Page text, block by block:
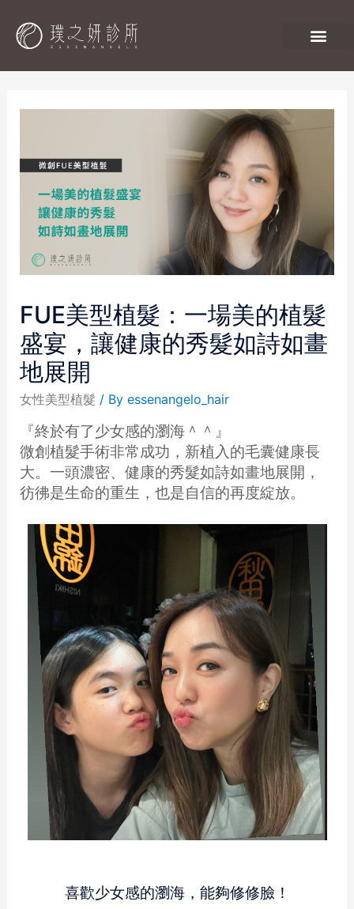
FUE美型植髮：一場美的植髮
盛宴，讓健康的秀髮如詩如畫
地展開
女性美型植髮 / By essenangelo_hair
『終於有了少女感的瀏海＾＾』
微創植髮手術非常成功，新植入的毛囊健康長
大。一頭濃密、健康的秀髮如詩如畫地展開，
彷彿是生命的重生，也是自信的再度綻放。
喜歡少女感的瀏海，能夠修修臉！